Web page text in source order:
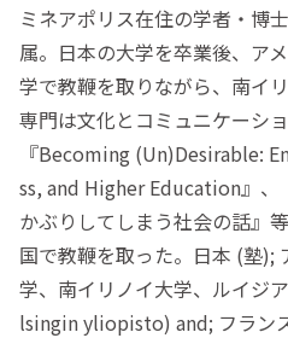
ミネアポリス在住の学者・博
属。日本の大学を卒業後、ア
学で教鞭を取りながら、南イ
専門は文化とコミュニケーシ
『Becoming (Un)Desirable:
ss, and Higher Education』、
かぶりしてしまう社会の話』
国で教鞭を取った。日本 (塾);
学、南イリノイ大学、ルイジ
lsingin yliopisto) and; フラン